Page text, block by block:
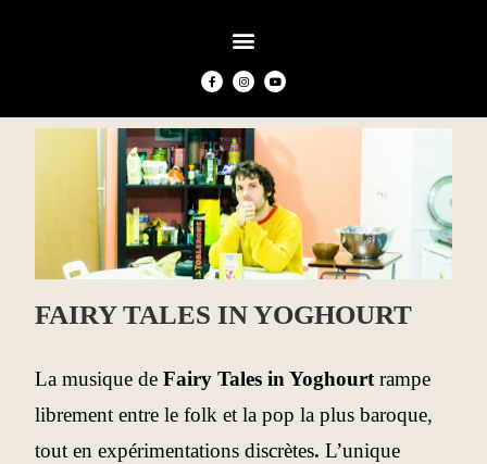
FAIRY TALES IN YOGHOURT
La musique deFairy Tales in Yoghourtrampe
librement entre le folk et la pop la plus baroque,
tout en expérimentations discrètes.L’unique